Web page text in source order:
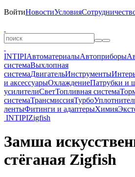
ВойтиНовостиУсловия
INTIPIАвтоматериалыАвтоприборы
системаВыхлопная
системаДвигательИнструменты
и аксессуарыОхлаждениеПатрубки и
усилителиСветТопливная система
системаТрансмиссияТурбо
лентыФитинги и адаптерыХимия
INTIPIZigfish
Замша
стёганая Zigfish